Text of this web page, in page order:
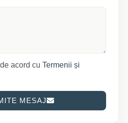
acord cu Termenii și
MESAJ